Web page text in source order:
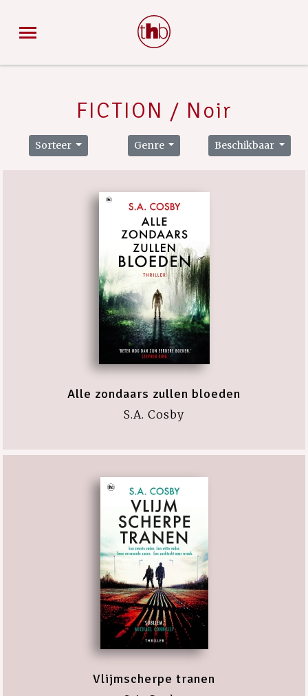
FICTION / Noir
Sorteer Genre Beschikbaar
Alle zondaars zullen bloeden
S.A. Cosby
Vlijmscherpe tranen